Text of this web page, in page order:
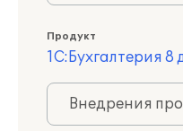
Продукт
1С:Бухгалтерия 8
Внедрения